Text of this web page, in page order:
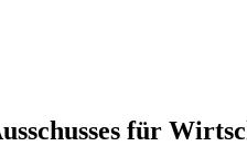
für